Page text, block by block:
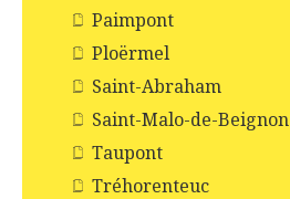
Paimpont
Ploërmel
Saint-Abraham
Saint-Malo-de-Beignon
Taupont
Tréhorenteuc